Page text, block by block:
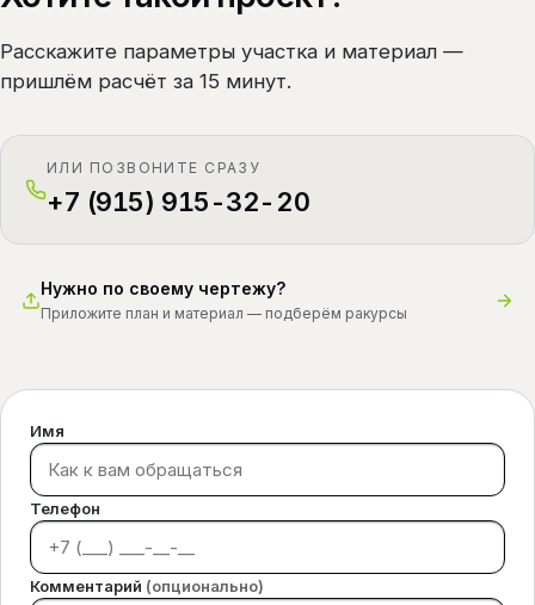
Расскажите параметры участка и материал —
пришлём расчёт за 15 минут.
ИЛИ ПОЗВОНИТЕ СРАЗУ
+7 (915) 915-32-20
Нужно по своему чертежу?
Приложите план и материал — подберём ракурсы
Имя
Телефон
Комментарий (опционально)